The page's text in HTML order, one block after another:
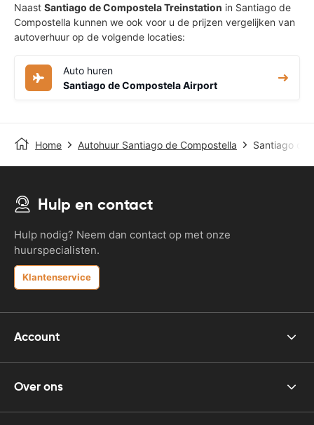
Naast Santiago de Compostela Treinstation in Santiago de
Compostella kunnen we ook voor u de prijzen vergelijken van
autoverhuur op de volgende locaties:
Auto huren
Santiago de Compostela Airport
Home Autohuur Santiago de Compostella Santiago de
Hulp en contact
Hulp nodig? Neem dan contact op met onze
huurspecialisten.
Klantenservice
Account
Over ons